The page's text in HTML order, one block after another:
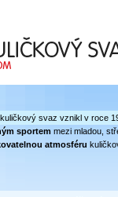
svaz vznikl v roce
sportem mezi mladou,
atmosféru